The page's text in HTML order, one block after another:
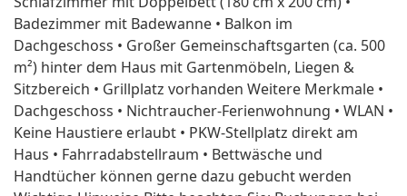
Badezimmer mit Badewanne • Balkon im
Dachgeschoss • Großer Gemeinschaftsgarten (ca. 500
m²) hinter dem Haus mit Gartenmöbeln, Liegen &
Sitzbereich • Grillplatz vorhanden Weitere Merkmale •
Dachgeschoss • Nichtraucher-Ferienwohnung • WLAN •
Keine Haustiere erlaubt • PKW-Stellplatz direkt am
Haus • Fahrradabstellraum • Bettwäsche und
Handtücher können gerne dazu gebucht werden